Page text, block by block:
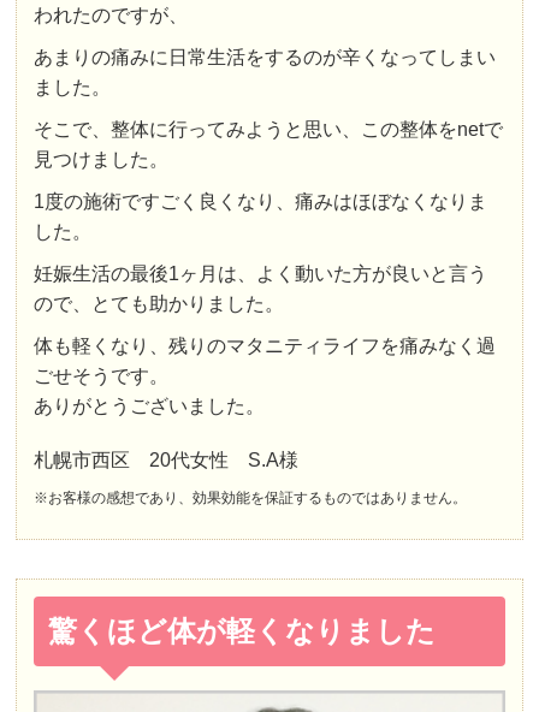
われたのですが、
あまりの痛みに 日常生活をするのが辛く なってしまい
ました。
そこで、整体に行ってみようと思い、この整体をnetで
見つけました。
1度の施術ですごく良くなり、痛みはほぼなくなりま
した。
妊娠生活の最後1ヶ月は、よく動いた方が良いと言う
ので、とても助かりました。
体も軽くなり、残りのマタニティライフを痛みなく過
ごせそうです。
ありがとうございました。
札幌市西区 20代女性 S.A様
※お客様の感想であり、効果効能を保証するものではありません。
驚くほど体が軽くなりました